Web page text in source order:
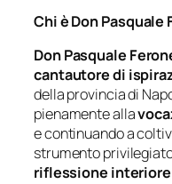
Chi è Don Pasquale
Don Pasquale
cantautore di
della provincia di
pienamente alla
e continuando a
strumento
riflessione interiore